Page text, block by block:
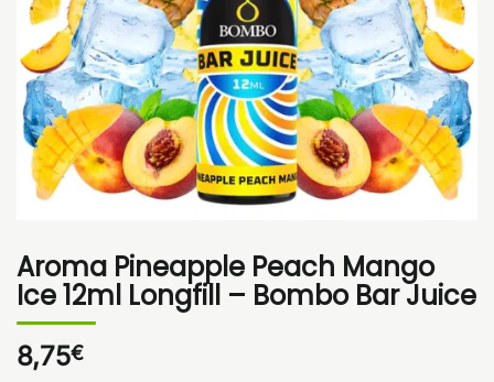
Aroma Pineapple Peach Mango
Ice 12ml Longfill – Bombo Bar Juice
8,75€